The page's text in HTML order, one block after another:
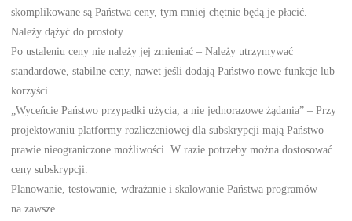
skomplikowane są Państwa ceny, tym mniej chętnie będą je płacić.
Należy dążyć do prostoty.
Po ustaleniu ceny nie należy jej zmieniać – Należy utrzymywać
standardowe, stabilne ceny, nawet jeśli dodają Państwo nowe funkcje lub
korzyści.
„Wyceńcie Państwo przypadki użycia, a nie jednorazowe żądania” – Przy
projektowaniu platformy rozliczeniowej dla subskrypcji mają Państwo
prawie nieograniczone możliwości. W razie potrzeby można dostosować
ceny subskrypcji.
Planowanie, testowanie, wdrażanie i skalowanie Państwa programów
na zawsze.